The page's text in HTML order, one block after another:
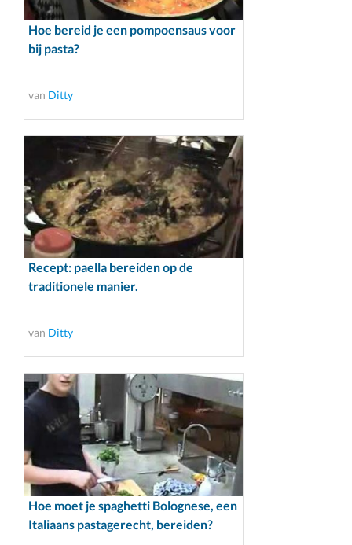
Hoe bereid je een pompoensaus voor
bij pasta?
van Ditty
Recept: paella bereiden op de
traditionele manier.
van Ditty
Hoe moet je spaghetti Bolognese, een
Italiaans pastagerecht, bereiden?